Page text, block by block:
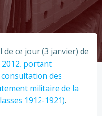
ce jour (3 janvier) de
2012, portant
des
militaire de la
1912-1921).